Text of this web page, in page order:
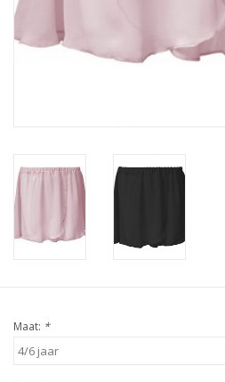
Arlekino: Lessen,
Vakantiestages DANS &
Thema Pasen
Maat: *